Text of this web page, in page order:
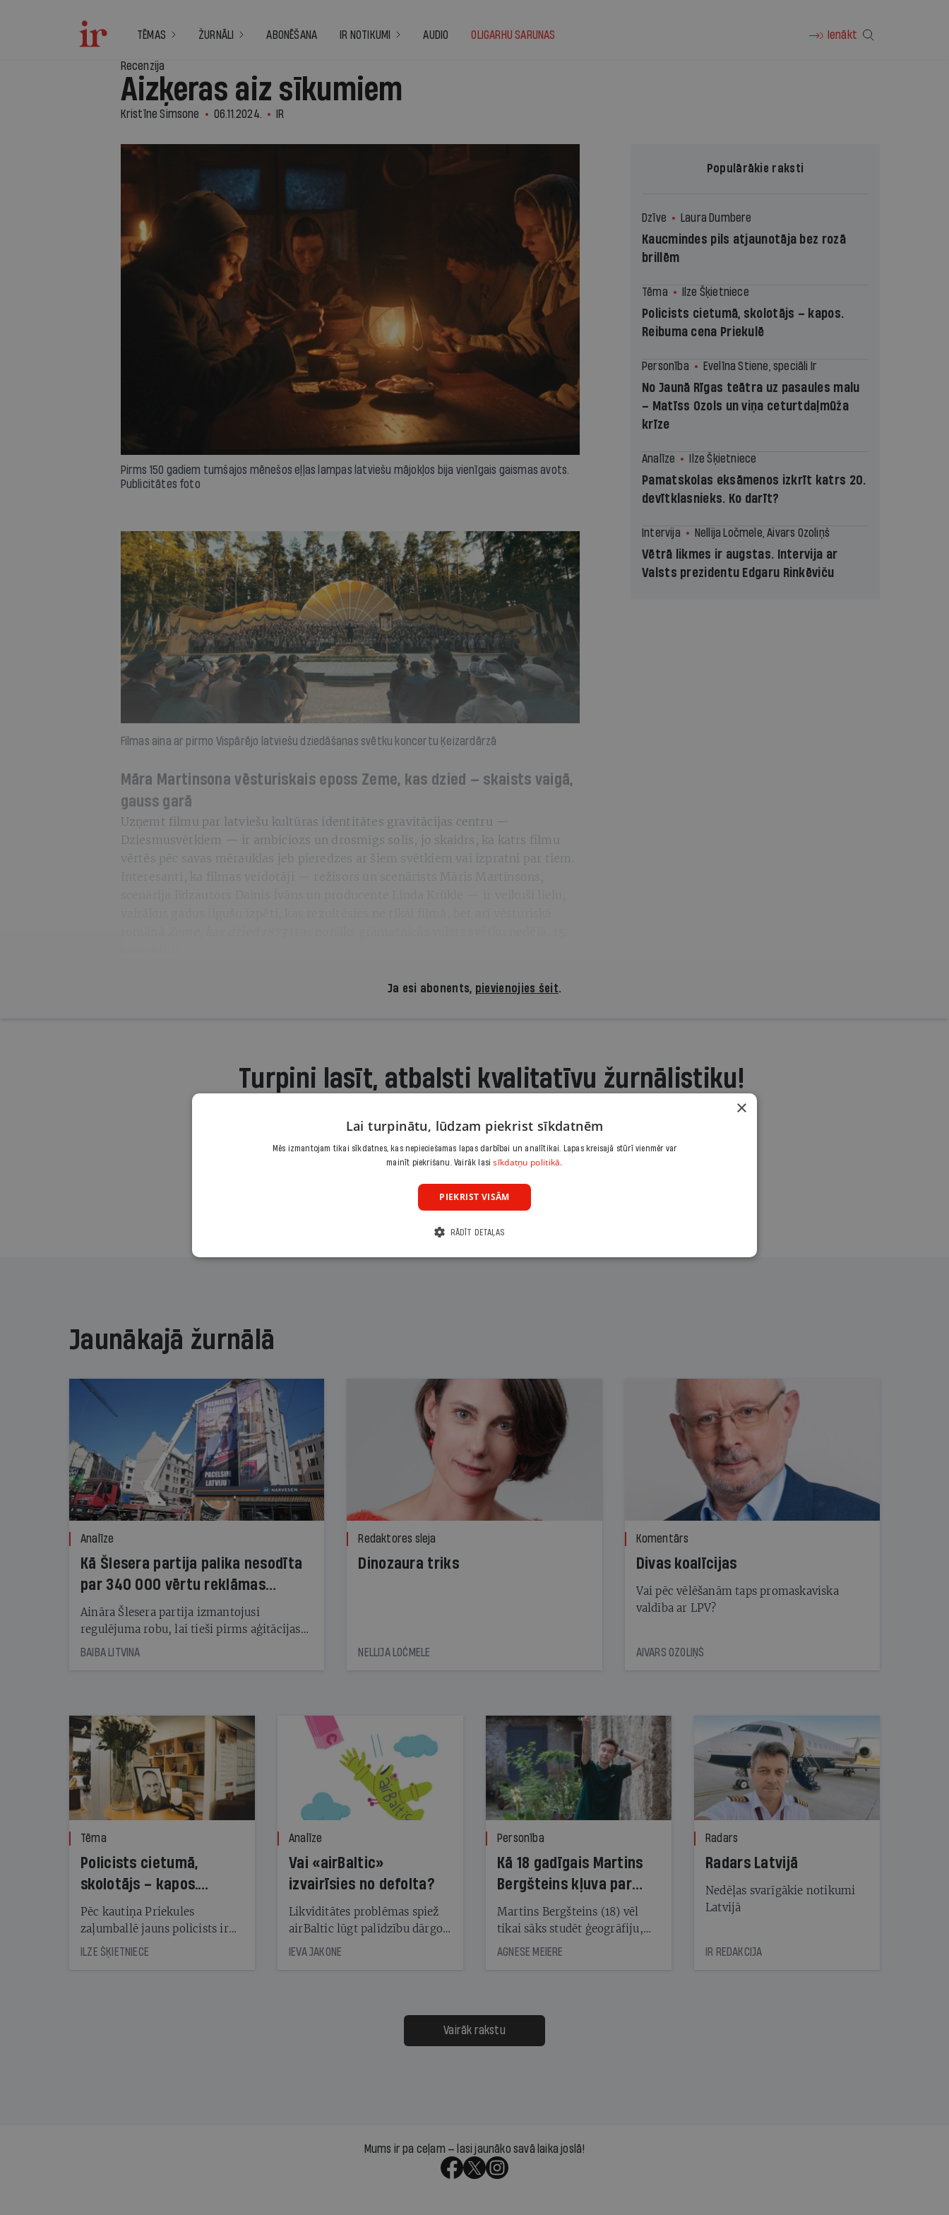
TĒMAS ŽURNĀLI ABONĒŠANA IR NOTIKUMI AUDIO OLIGARHU SARUNAS Ienākt
Recenzija
Aizķeras aiz sīkumiem
Kristīne Simsone 06.11.2024. IR
Pirms 150 gadiem tumšajos mēnešos eļļas lampas latviešu mājokļos bija vienīgais gaismas avots.
Publicitātes foto
Filmas aina ar pirmo Vispārējo latviešu dziedāšanas svētku koncertu Ķeizardārzā
Māra Martinsona vēsturiskais eposs Zeme, kas dzied — skaists vaigā,
gauss garā
Uzņemt filmu par latviešu kultūras identitātes gravitācijas centru —
Dziesmusvētkiem — ir ambiciozs un drosmīgs solis, jo skaidrs, ka katrs filmu
vērtēs pēc savas mērauklas jeb pieredzes ar šiem svētkiem vai izpratni par tiem.
Populārākie raksti
Dzīve Laura Dumbere
Kaucmindes pils atjaunotāja bez rozā
brillēm
Tēma Ilze Šķietniece
Policists cietumā, skolotājs – kapos.
Reibuma cena Priekulē
Personība Evelīna Stiene, speciāli Ir
No Jaunā Rīgas teātra uz pasaules malu
– Matīss Ozols un viņa ceturtdaļmūža
krīze
Analīze Ilze Šķietniece
Pamatskolas eksāmenos izkrīt katrs 20.
devītklasnieks. Ko darīt?
Intervija Nellija Ločmele, Aivars Ozoliņš
Vētrā likmes ir augstas. Intervija ar
Valsts prezidentu Edgaru Rinkēviču
Ja esi abonents, pievienojies šeit.
Turpini lasīt, atbalsti kvalitatīvu žurnālistiku!
3,90 €/mēnesī
Abonēt
Citas abonēšanas iespējas meklē šeit
Jaunākajā žurnālā
Analīze
Kā Šlesera partija palika nesodīta
par 340 000 vērtu reklāmas
kampaņu
Aināra Šlesera partija izmantojusi
regulējuma robu, lai tieši pirms aģitācijas
starta izreklamētos par summu, kas
BAIBA LITVINA
Redaktores sleja
Dinozaura triks
NELLIJA LOČMELE
Komentārs
Divas koalīcijas
Vai pēc vēlēšanām taps promaskaviska
valdība ar LPV?
AIVARS OZOLIŅŠ
Tēma
Policists cietumā,
skolotājs – kapos.
Reibuma cena Priekulē
Pēc kautiņa Priekules
zaļumballē jauns policists ir
nonācis cietumā, bet
ILZE ŠĶIETNIECE
Analīze
Vai «airBaltic»
izvairīsies no defolta?
Likviditātes problēmas spiež
airBaltic lūgt palīdzību dārgo
obligāciju turētājiem, taču
samaksāt augstos procentus,
kas jāpārskaita jau trīs dienas
pirms nākamās sapulces
IEVA JAKONE
Personība
Kā 18 gadīgais Martins
Bergšteins kļuva par
laika ziņu seju?
Martins Bergšteins (18) vēl
tikai sāks studēt ģeogrāfiju,
bet viņa sacītajam jau uzticas
uzcītīga darba, mammas
atbalsts un drosme turpināt
meteovērojumus arī tad, kad
AGNESE MEIERE
Radars
Radars Latvijā
Nedēļas svarīgākie notikumi
Latvijā
IR REDAKCIJA
Vairāk rakstu
Mums ir pa ceļam — lasi jaunāko savā laika joslā!
×
Lai turpinātu, lūdzam piekrist sīkdatnēm
Mēs izmantojam tikai sīkdatnes, kas nepieciešamas lapas darbībai un analītikai. Lapas kreisajā stūrī vienmēr var
mainīt piekrišanu. Vairāk lasisīkdatņu politikā.
PIEKRIST VISĀM
RĀDĪT DETAĻAS